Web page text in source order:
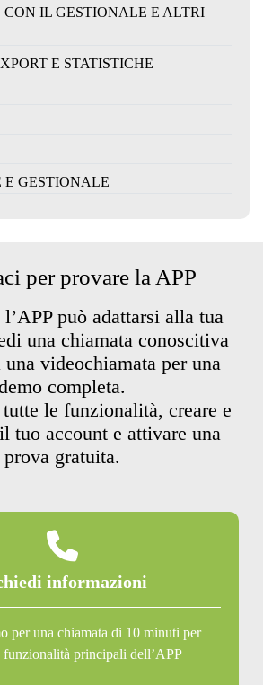
IL GESTIONALE E ALTRI
E STATISTICHE
E GESTIONALE
per provare la APP
può adattarsi alla tua
una chiamata conoscitiva
videochiamata per una
completa.
le funzionalità, creare e
tuo account e attivare una
prova gratuita.
informazioni
per una chiamata di 10 minuti per
funzionalità principali dell’APP